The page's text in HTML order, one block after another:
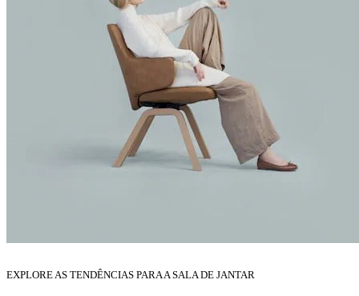
EXPLORE AS TENDÊNCIAS PARA A SALA DE JANTAR